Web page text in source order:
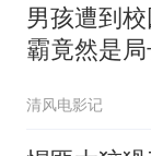
男孩遭到
霸竟然是
清风电影记